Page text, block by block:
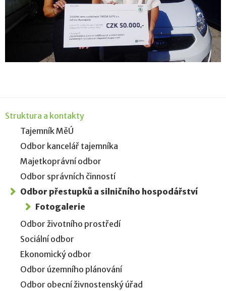
Struktura a kontakty
Tajemník MěÚ
Odbor kancelář tajemníka
Majetkoprávní odbor
Odbor správních činností
Odbor přestupků a silničního hospodářství
Fotogalerie
Odbor životního prostředí
Sociální odbor
Ekonomický odbor
Odbor územního plánování
Odbor obecní živnostenský úřad